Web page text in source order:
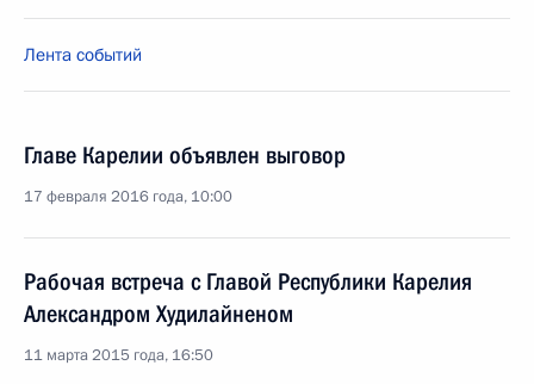
Лента событий
Главе Карелии объявлен выговор
17 февраля 2016 года, 10:00
Рабочая встреча с Главой Республики Карелия
Александром Худилайненом
11 марта 2015 года, 16:50